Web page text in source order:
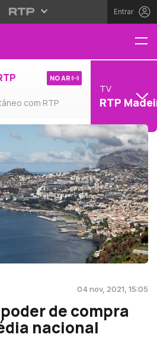
Entrar
com RTP
NO AR
TV
RTP
04 nov, 2021, 15:05
de compra
nacional